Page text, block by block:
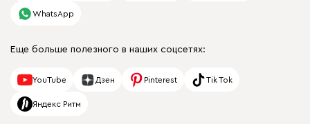
WhatsApp
Еще больше полезного в наших соцсетях:
YouTube Дзен Pinterest Tik Tok
Яндекс Ритм